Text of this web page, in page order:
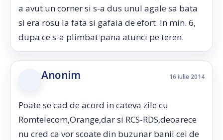
a avut un corner si s-a dus unul agale sa bata
si era rosu la fata si gafaia de efort. In min. 6,
dupa ce s-a plimbat pana atunci pe teren.
Anonim 16 iulie 2014
Poate se cad de acord in cateva zile cu
Romtelecom,Orange,dar si RCS-RDS,deoarece
nu cred ca vor scoate din buzunar banii cei de